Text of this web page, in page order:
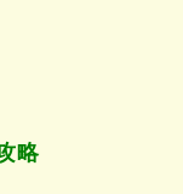
略